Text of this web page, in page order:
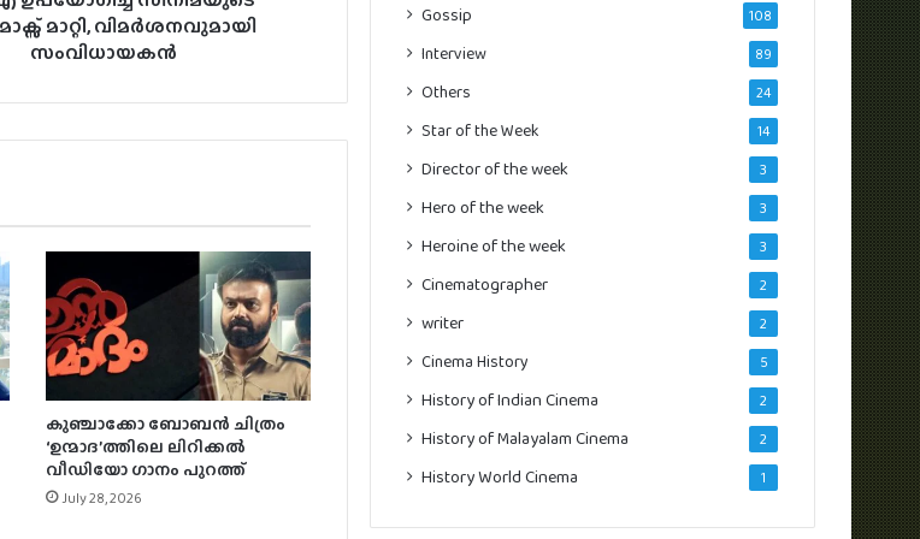
ചിത്രം; ‘ഉന്മാദം’ ഇന്ന് തിയറ്ററുകളില്‍
പൃഥ്വിരാജിന്റെ നായികയായി മാളവിക
മോഹൻലാലിൻറെ സ്നേഹ സമ്മാനം
ഞെട്ടിക്കാൻ ഉർവശിയും ജോജുവും,
‘ആശ’യുടെ പോസ്റ്റർ പുറത്ത്; റിലീസ്
സെപ്റ്റംബർ 4-ന്
ഇന്ത്യയിൽ ഒഡീസി കളക്ഷനെ
മറികടന്ന് സ്‌പൈഡർമാൻ
മാറ്റി, വിമർശനവുമായി
സംവിധായകൻ
കുഞ്ചാക്കോ ബോബന്‍ ചിത്രം
‘ഉന്മാദ’ത്തിലെ ലിറിക്കല്‍
വീഡിയോ ഗാനം പുറത്ത്
July 28, 2026
Gossip 108
Interview 89
Others 24
Star of the Week 14
Director of the week 3
Hero of the week 3
Heroine of the week 3
Cinematographer 2
writer 2
Cinema History 5
History of Indian Cinema 2
History of Malayalam Cinema 2
History World Cinema 1